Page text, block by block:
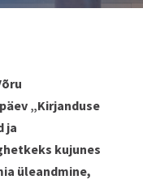
„Kirjanduse
ja
kujunes
üleandmine,